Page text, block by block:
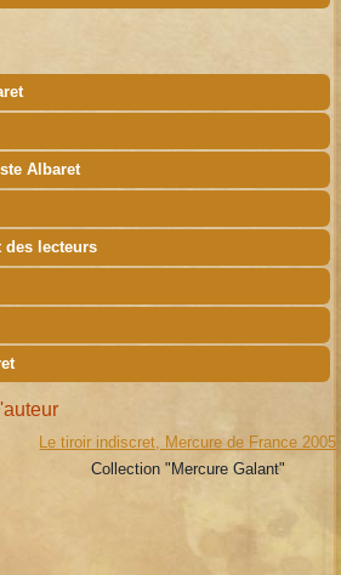
Albaret
des lecteurs
Le tiroir indiscret, Mercure de France 2005
Collection "Mercure Galant"